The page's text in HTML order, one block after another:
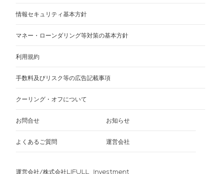
情報セキュリティ基本方針
マネー・ローンダリング等対策の基本方針
利用規約
手数料及びリスク等の広告記載事項
クーリング・オフについて
お問合せ お知らせ
よくあるご質問 運営会社
運営会社/株式会社LIFULL Investment